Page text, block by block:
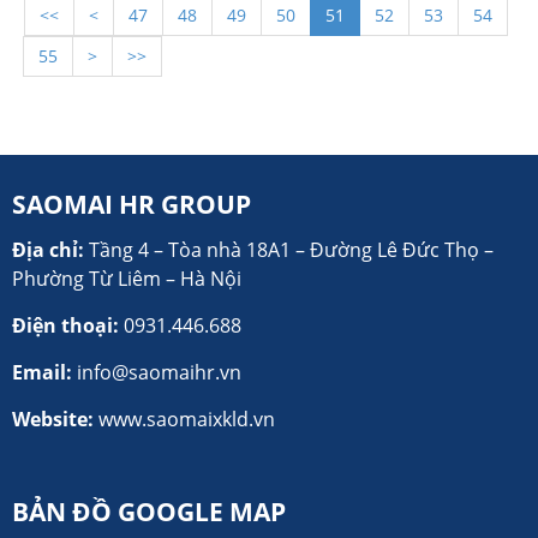
chính sách mới và nhu cầu lao động
<< < 47 48 49 50 51 52 53
54
55
> >>
SAOMAI HR GROUP
Địa chỉ: Tầng 4 – Tòa nhà 18A1 – Đường Lê Đức Thọ –
Phường Từ Liêm – Hà Nội
Điện thoại: 0931.446.688
Email: info@saomaihr.vn
Website: www.saomaixkld.vn
BẢN ĐỒ GOOGLE MAP